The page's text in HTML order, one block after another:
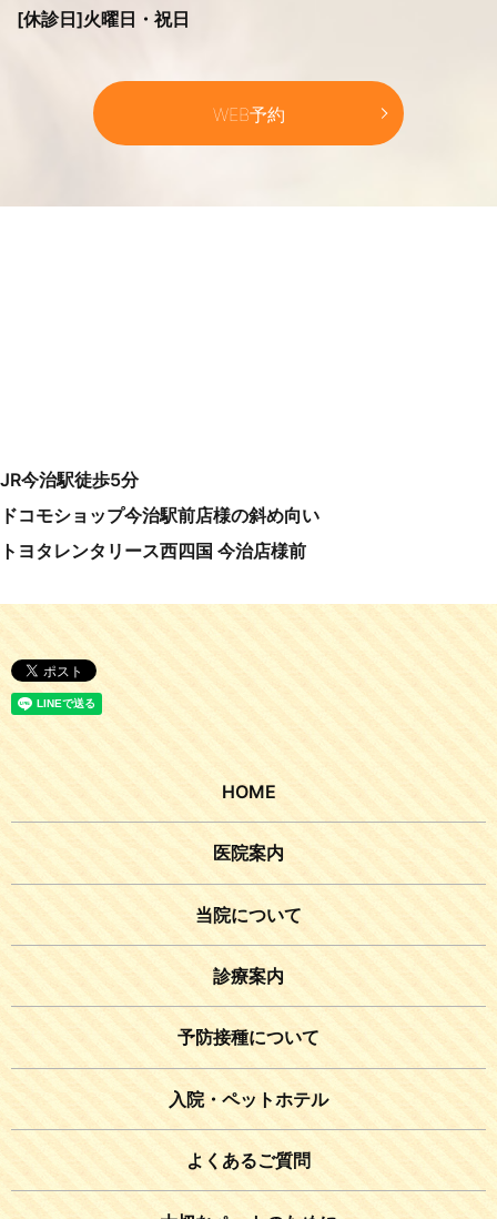
[休診日]火曜日・祝日
WEB予約
JR今治駅徒歩5分
ドコモショップ今治駅前店様の斜め向い
トヨタレンタリース西四国 今治店様前
HOME
医院案内
当院について
診療案内
予防接種について
入院・ペットホテル
よくあるご質問